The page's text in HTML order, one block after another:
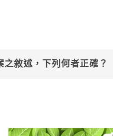
之敘述，下列何者正確？